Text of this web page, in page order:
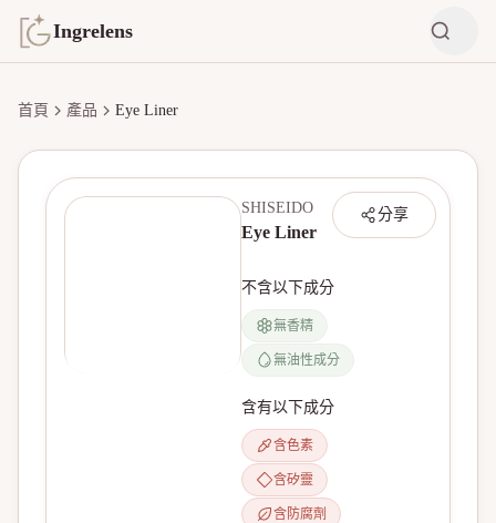
Ingrelens
首頁 產品 Eye Liner
分享
SHISEIDO
Eye Liner
不含以下成分
無香精
無油性成分
含有以下成分
含色素
含矽靈
含防腐劑